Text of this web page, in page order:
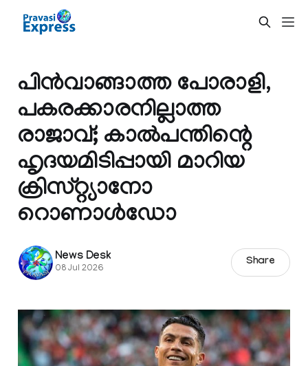
പിൻവാങ്ങാത്ത പോരാളി,
പകരക്കാരനില്ലാത്ത
രാജാവ്; കാൽപന്തിന്റെ
ഹൃദയമിടിപ്പായി മാറിയ
ക്രിസ്റ്റ്യാനോ
റൊണാൾഡോ
News Desk
08 Jul 2026
Share